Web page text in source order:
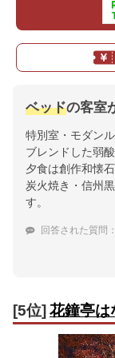
ベッドの客室
特別室・モダン
ブレンドした弱
夕食は創作和懐
炭火焼き・信州
す。
回答された質問：
[5位] 花鐘亭は